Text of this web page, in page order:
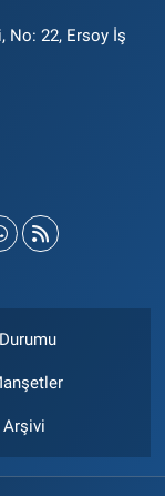
No: 22, Ersoy İş
Arşivi